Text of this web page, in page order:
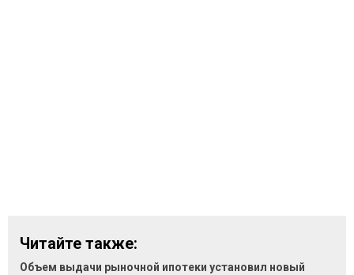
Читайте также:
Объем выдачи рыночной ипотеки установил новый